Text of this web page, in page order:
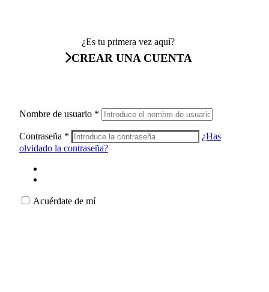
¿Es tu primera vez aquí?
CREAR UNA CUENTA
Nombre de usuario *
Contraseña *
¿Has
olvidado la contraseña?
Acuérdate de mí